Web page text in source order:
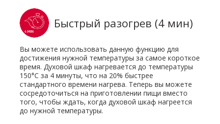
Быстрый разогрев (4 мин)
Вы можете использовать данную функцию для
достижения нужной температуры за самое короткое
время. Духовой шкаф нагревается до температуры
150°C за 4 минуты, что на 20% быстрее
стандартного времени нагрева. Теперь вы можете
сосредоточиться на приготовлении пищи вместо
того, чтобы ждать, когда духовой шкаф нагреется
до нужной температуры.